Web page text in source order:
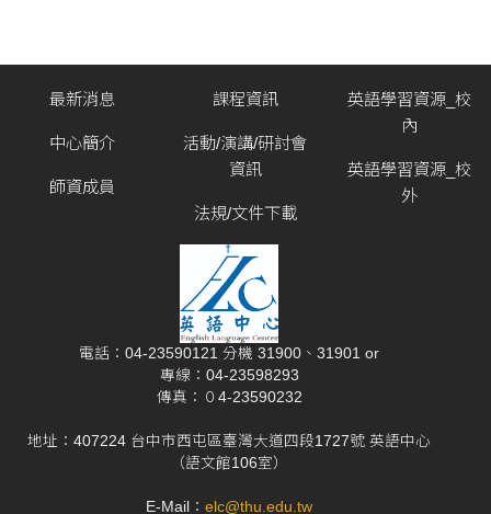
最新消息
中心簡介
師資成員
課程資訊
活動/演講/研討會
資訊
法規/文件下載
英語學習資源_校
內
英語學習資源_校
外
電話：04-23590121 分機 31900、31901 or
專線：04-23598293
傳真：０4-23590232
地址：407224 台中市西屯區臺灣大道四段1727號 英語中心
（語文館106室）
E-Mail： elc@thu.edu.tw